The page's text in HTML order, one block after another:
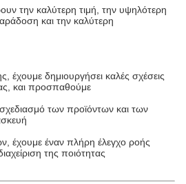
την καλύτερη τιμή, την υψηλότερη
και την καλύτερη
έχουμε δημιουργήσει καλές σχέσεις
και προσπαθούμε
των προϊόντων και των
έχουμε έναν πλήρη έλεγχο ροής
της ποιότητας